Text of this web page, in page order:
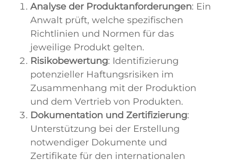
Analyse der Produktanforderungen: Ein
Anwalt prüft, welche spezifischen
Richtlinien und Normen für das
jeweilige Produkt gelten.
Risikobewertung: Identifizierung
potenzieller Haftungsrisiken im
Zusammenhang mit der Produktion
und dem Vertrieb von Produkten.
Dokumentation und Zertifizierung:
Unterstützung bei der Erstellung
notwendiger Dokumente und
Zertifikate für den internationalen